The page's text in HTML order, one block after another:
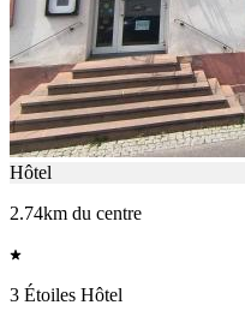
Hôtel
2.74km du centre
3 Étoiles Hôtel